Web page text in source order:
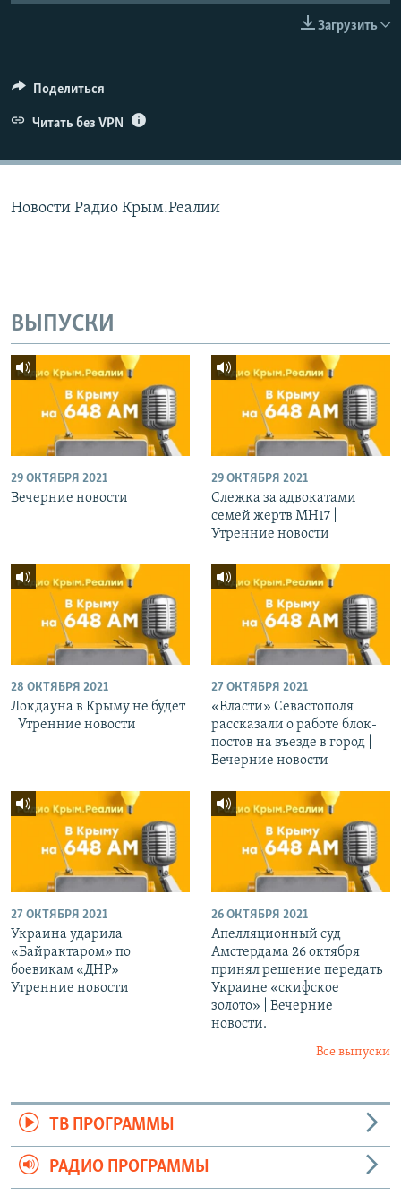
ELIFBE
УКРАИНСКАЯ ПРОБЛЕМА КРЫМА
Загрузить
Поделиться
Читать без VPN
Новости Радио Крым.Реалии
ВЫПУСКИ
29 ОКТЯБРЯ 2021
Вечерние новости
29 ОКТЯБРЯ 2021
Слежка за адвокатами
семей жертв МН17 |
Утренние новости
28 ОКТЯБРЯ 2021
Локдауна в Крыму не будет
| Утренние новости
27 ОКТЯБРЯ 2021
«Власти» Севастополя
рассказали о работе блок-
постов на въезде в город |
Вечерние новости
27 ОКТЯБРЯ 2021
Украина ударила
«Байрактаром» по
боевикам «ДНР» |
Утренние новости
26 ОКТЯБРЯ 2021
Апелляционный суд
Амстердама 26 октября
принял решение передать
Украине «скифское
золото» | Вечерние
новости.
Все выпуски
ТВ ПРОГРАММЫ
РАДИО ПРОГРАММЫ